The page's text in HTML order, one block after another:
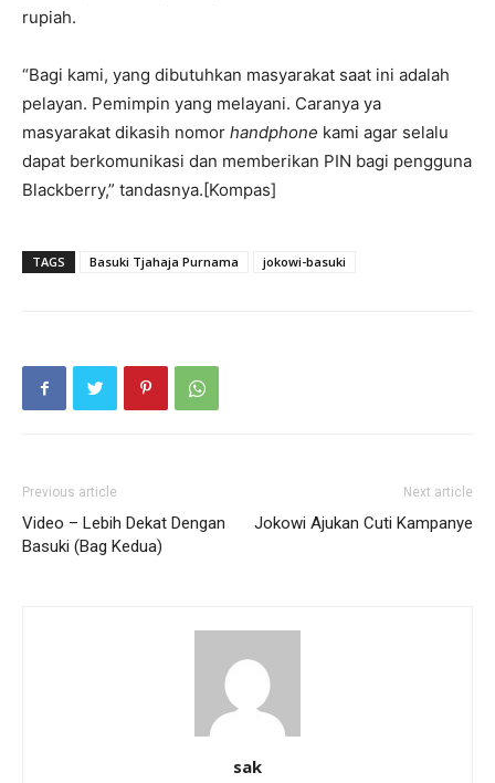
rupiah.
“Bagi kami, yang dibutuhkan masyarakat saat ini adalah
pelayan. Pemimpin yang melayani. Caranya ya
masyarakat dikasih nomor handphone kami agar selalu
dapat berkomunikasi dan memberikan PIN bagi pengguna
Blackberry,” tandasnya.[Kompas]
TAGS Basuki Tjahaja Purnama jokowi-basuki
Previous article
Video – Lebih Dekat Dengan
Basuki (Bag Kedua)
Next article
Jokowi Ajukan Cuti Kampanye
sak